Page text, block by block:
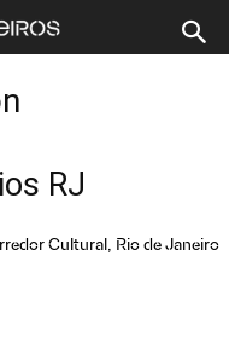
RJ
Cultural, Rio de Janeiro